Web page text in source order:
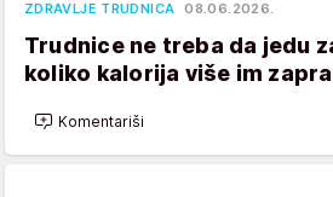
ZDRAVLJE TRUDNICA 08.06.2026.
Trudnice ne treba da jedu
koliko kalorija više im
Komentariši